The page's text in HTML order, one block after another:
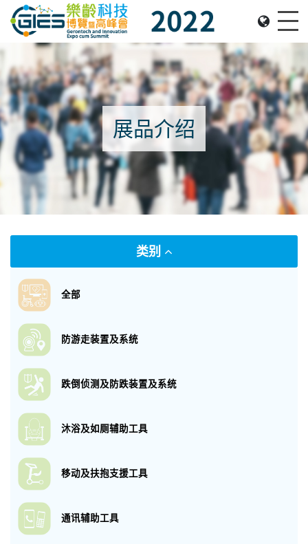
Date: Expo: 2-5 Nov 2022, Venue: Hall 1A-C, HKCEC
展品介绍
类别
全部
防游走装置及系统
跌倒侦测及防跌装置及系统
沐浴及如厕辅助工具
移动及扶抱支援工具
通讯辅助工具